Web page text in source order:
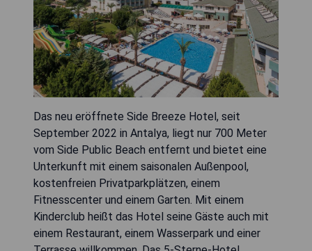
Das neu eröffnete Side Breeze Hotel, seit
September 2022 in Antalya, liegt nur 700 Meter
vom Side Public Beach entfernt und bietet eine
Unterkunft mit einem saisonalen Außenpool,
kostenfreien Privatparkplätzen, einem
Fitnesscenter und einem Garten. Mit einem
Kinderclub heißt das Hotel seine Gäste auch mit
einem Restaurant, einem Wasserpark und einer